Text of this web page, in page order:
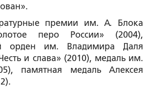
премии им. А. Блока
перо России» (2004),
орден им. Владимира Даля
и слава» (2010), медаль им.
памятная медаль Алексея